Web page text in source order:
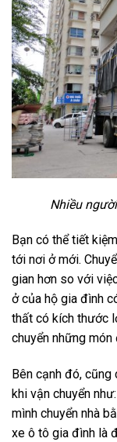
Nhiều
Bạn có thể tiết
tới nơi ở mới.
gian hơn so với
ở của hộ gia đình
thất có kích thước
chuyển những
Bên cạnh đó,
khi vận chuyển
mình chuyển nhà
xe ô tô gia đình là